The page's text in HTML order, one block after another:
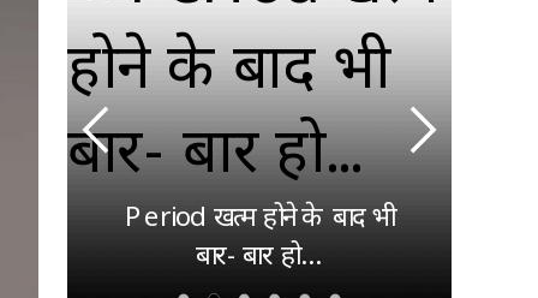
Period खत्म होने के बाद भी
बार- बार हो...